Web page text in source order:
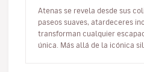
Atenas se revela desde sus
paseos suaves, atardeceres
transforman cualquier
única. Más allá de la icónica silueta de la Acrópolis —